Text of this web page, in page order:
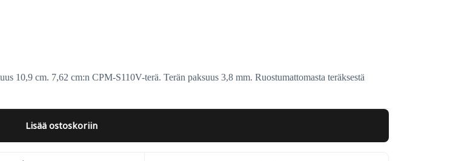
10,9 cm. 7,62 cm:n CPM-S110V-terä. Terän paksuus 3,8 mm. Ruostumattomasta teräksestä
Lisää ostoskoriin